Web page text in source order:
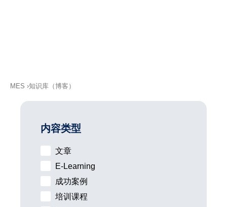
联系我们
版本说明
数据​保护
内容类型
文章
E-Learning
成功案例
培训课程
MES 知识库（博客）